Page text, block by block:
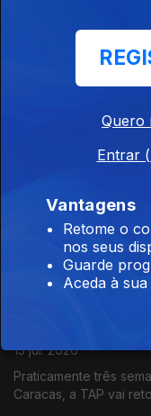
A jornalista Inês
um projeto dedicado
"Regalo una
13 jul. 2026
Francisco Soares,
Sonrisa", entrevistado
tem procurado levar
13 jul. 2026
Praticamente três
Caracas, a TAP vai
Quero
Entrar
Vantagens
Retome o
nos seus
Guarde
Aceda à